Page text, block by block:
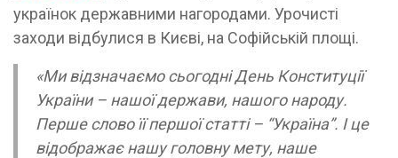
українок державними нагородами. Урочисті
заходи відбулися в Києві, на Софійській площі.
«Ми відзначаємо сьогодні День Конституції
України – нашої держави, нашого народу.
Перше слово її першої статті – “Україна”. І це
відображає нашу головну мету, наше